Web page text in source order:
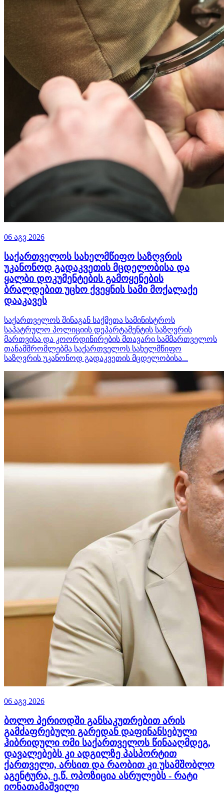
06 აგვ 2026
საქართველოს სახელმწიფო საზღვრის
უკანონოდ გადაკვეთის მცდელობისა და
ყალბი დოკუმენტების გამოყენების
ბრალდებით უცხო ქვეყნის სამი მოქალაქე
დააკავეს
საქართველოს შინაგან საქმეთა სამინისტროს
საპატრულო პოლიციის დეპარტამენტის საზღვრის
მართვისა და კოორდინირების მთავარი სამმართველოს
თანამშრომლებმა საქართველოს სახელმწიფო
საზღვრის უკანონოდ გადაკვეთის მცდელობისა...
06 აგვ 2026
ბოლო პერიოდში განსაკუთრებით არის
გამძაფრებული გარედან დაფინანსებული
ჰიბრიდული ომი საქართველოს წინააღმდეგ,
დავალებებს კი ადგილზე პასპორტით
ქართველი, არსით და რაობით კი უსამშობლო
აგენტურა, ე.წ. ოპოზიცია ასრულებს - რატი
იონათამაშვილი